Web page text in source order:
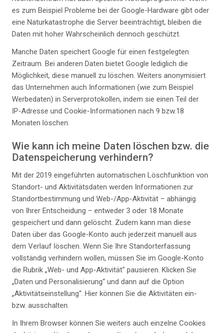
es zum Beispiel Probleme bei der Google-Hardware gibt oder
eine Naturkatastrophe die Server beeinträchtigt, bleiben die
Daten mit hoher Wahrscheinlich dennoch geschützt.
Manche Daten speichert Google für einen festgelegten
Zeitraum. Bei anderen Daten bietet Google lediglich die
Möglichkeit, diese manuell zu löschen. Weiters anonymisiert
das Unternehmen auch Informationen (wie zum Beispiel
Werbedaten) in Serverprotokollen, indem sie einen Teil der
IP-Adresse und Cookie-Informationen nach 9 bzw.18
Monaten löschen.
Wie kann ich meine Daten löschen bzw. die
Datenspeicherung verhindern?
Mit der 2019 eingeführten automatischen Löschfunktion von
Standort- und Aktivitätsdaten werden Informationen zur
Standortbestimmung und Web-/App-Aktivität – abhängig
von Ihrer Entscheidung – entweder 3 oder 18 Monate
gespeichert und dann gelöscht. Zudem kann man diese
Daten über das Google-Konto auch jederzeit manuell aus
dem Verlauf löschen. Wenn Sie Ihre Standorterfassung
vollständig verhindern wollen, müssen Sie im Google-Konto
die Rubrik „Web- und App-Aktivität“ pausieren. Klicken Sie
„Daten und Personalisierung“ und dann auf die Option
„Aktivitätseinstellung“. Hier können Sie die Aktivitäten ein-
bzw. ausschalten.
In Ihrem Browser können Sie weiters auch einzelne Cookies